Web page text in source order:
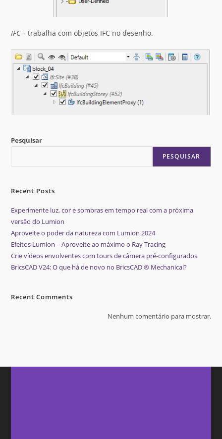
IFC– trabalha com objetos IFC no desenho.
Pesquisar
PESQUISAR
Recent Posts
Experimente luz, cor e sombras em tempo real com a próxima
versão do Lumion
Aproveite o poder da natureza com Lumion 2024
Efeitos Lumion – Aproveite ao máximo o Ray Tracing
Crie vídeos envolventes com tours de câmera pré-configurados
BricsCAD V24: O que há de novo no BricsCAD ® Mechanical?
Recent Comments
Nenhum comentário para mostrar.